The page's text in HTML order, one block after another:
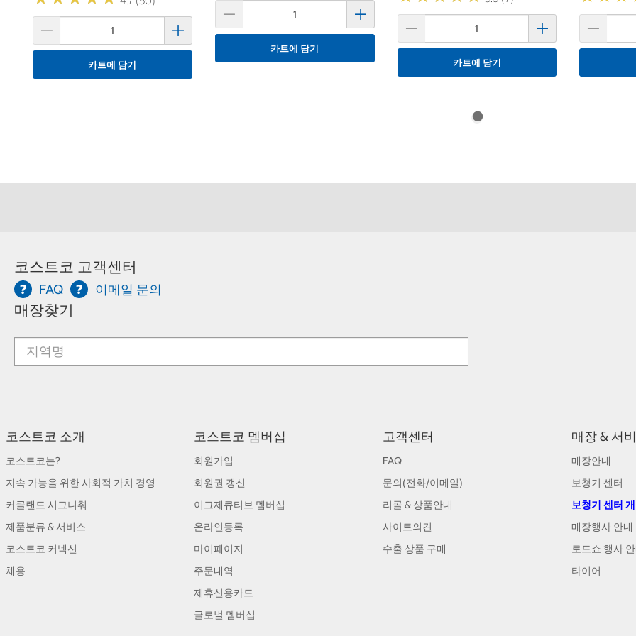
카트에 담기
카트에 담기
카트에 담기
코스트코 고객센터
FAQ 이메일 문의
매장찾기
코스트코 소개
코스트코는?
지속 가능을 위한 사회적 가치 경영
커클랜드 시그니춰
제품분류 & 서비스
코스트코 커넥션
채용
코스트코 멤버십
회원가입
회원권 갱신
이그제큐티브 멤버십
온라인등록
마이페이지
주문내역
제휴신용카드
글로벌 멤버십
고객센터
FAQ
문의(전화/이메일)
리콜 & 상품안내
사이트의견
수출 상품 구매
매장 & 서
매장안내
보청기 센터
보청기 센터
매장행사 안내
로드쇼 행사
타이어